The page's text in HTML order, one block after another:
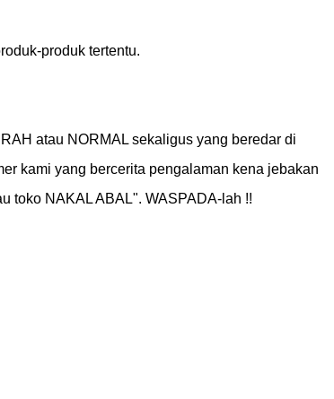
produk tertentu.
atau NORMAL sekaligus yang beredar di
kami yang bercerita pengalaman kena jebakan
toko NAKAL ABAL". WASPADA-lah !!